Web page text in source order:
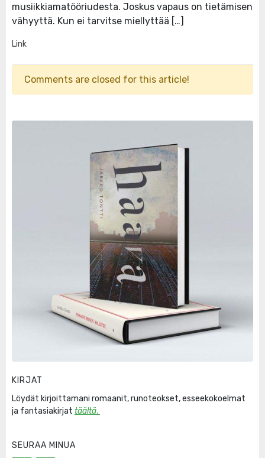
musiikkiamatööriudesta. Joskus vapaus on tietämisen
vähyyttä. Kun ei tarvitse miellyttää […]
Link
Comments are closed for this article!
KIRJAT
Löydät kirjoittamani romaanit, runoteokset, esseekokoelmat
ja fantasiakirjat täältä.
SEURAA MINUA